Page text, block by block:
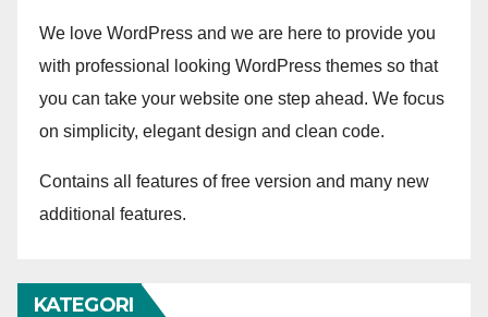
We love WordPress and we are here to provide you
with professional looking WordPress themes so that
you can take your website one step ahead. We focus
on simplicity, elegant design and clean code.
Contains all features of free version and many new
additional features.
KATEGORI